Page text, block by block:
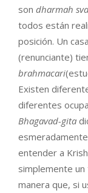
son dharmah
todos están
posición. Un
(renunciante)
brahmacari
Existen
diferentes
Bhagavad-gita
entender a
simplemente
manera que, si